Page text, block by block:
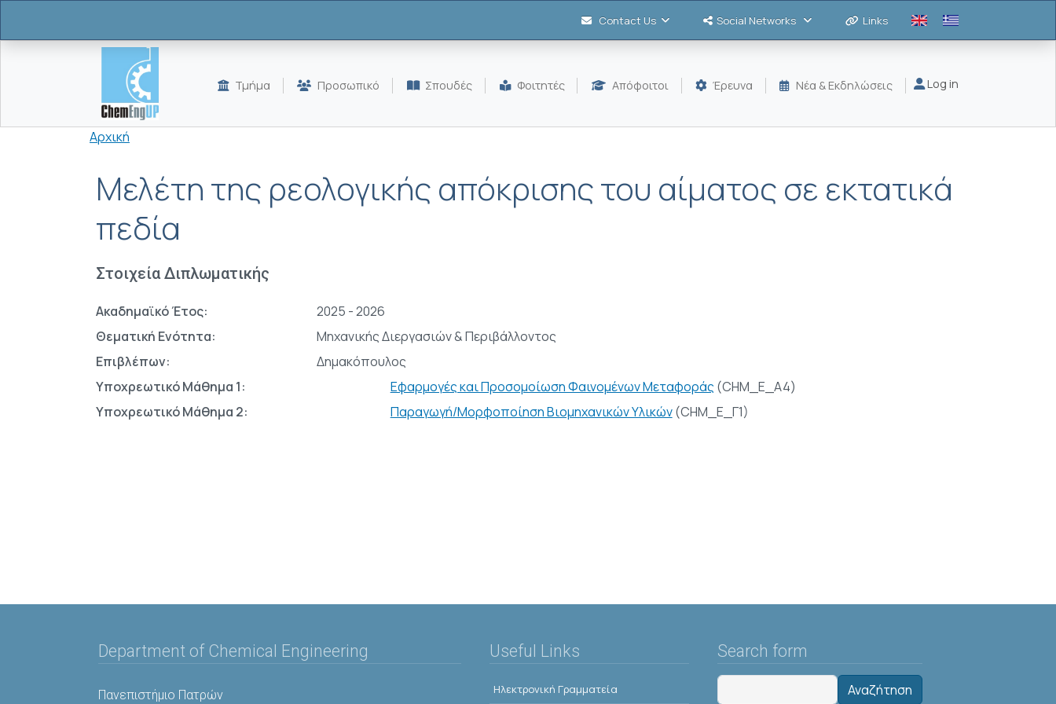
Contact Us Social Networks Links
Τμήμα Προσωπικό Σπουδές Φοιτητές Απόφοιτοι Έρευνα Νέα & Εκδηλώσεις Log in
Breadcrumb
Αρχική
Μελέτη της ρεολογικής απόκρισης του αίματος σε εκτατικά
πεδία
Στοιχεία Διπλωματικής
Ακαδημαϊκό Έτος:
2025 - 2026
Θεματική Ενότητα:
Μηχανικής Διεργασιών & Περιβάλλοντος
Επιβλέπων:
Δημακόπουλος
Υποχρεωτικό Μάθημα 1:
Εφαρμογές και Προσομοίωση Φαινομένων Μεταφοράς (CHM_E_A4)
Υποχρεωτικό Μάθημα 2:
Παραγωγή/Μορφοποίηση Βιομηχανικών Υλικών(CHM_E_Γ1)
Department of Chemical Engineering
Πανεπιστήμιο Πατρών
Useful Links
Ηλεκτρονική Γραμματεία
Search form
Αναζήτηση